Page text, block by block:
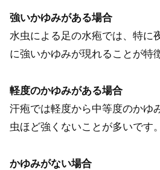
強いかゆみがある場合
水虫による足の水疱では、特に
に強いかゆみが現れることが特
軽度のかゆみがある場合
汗疱では軽度から中等度のかゆ
虫ほど強くないことが多いです。
かゆみがない場合